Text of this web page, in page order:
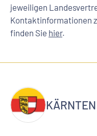
jeweiligen
Kontaktinformationen
finden Sie hier.
KÄRNTEN